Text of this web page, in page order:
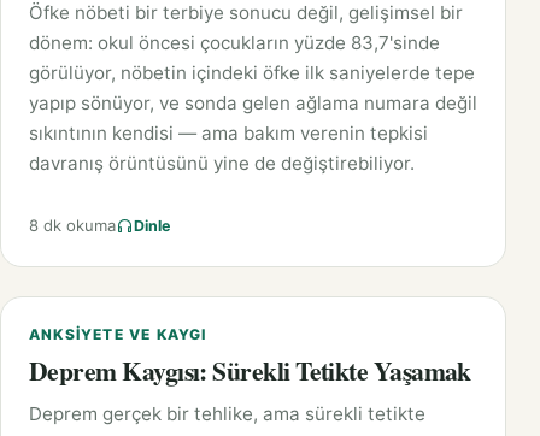
Öfke nöbeti bir terbiye sonucu değil, gelişimsel bir
dönem: okul öncesi çocukların yüzde 83,7'sinde
görülüyor, nöbetin içindeki öfke ilk saniyelerde tepe
yapıp sönüyor, ve sonda gelen ağlama numara değil
sıkıntının kendisi — ama bakım verenin tepkisi
davranış örüntüsünü yine de değiştirebiliyor.
8 dk okuma Dinle
ANKSIYETE VE KAYGI
Deprem Kaygısı: Sürekli Tetikte Yaşamak
Deprem gerçek bir tehlike, ama sürekli tetikte